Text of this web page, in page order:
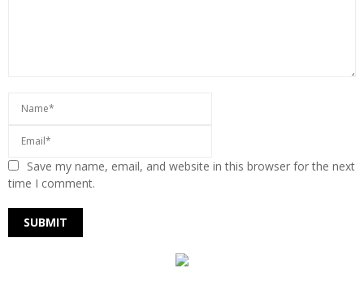
Save my name, email, and website in this browser for the next
time I comment.